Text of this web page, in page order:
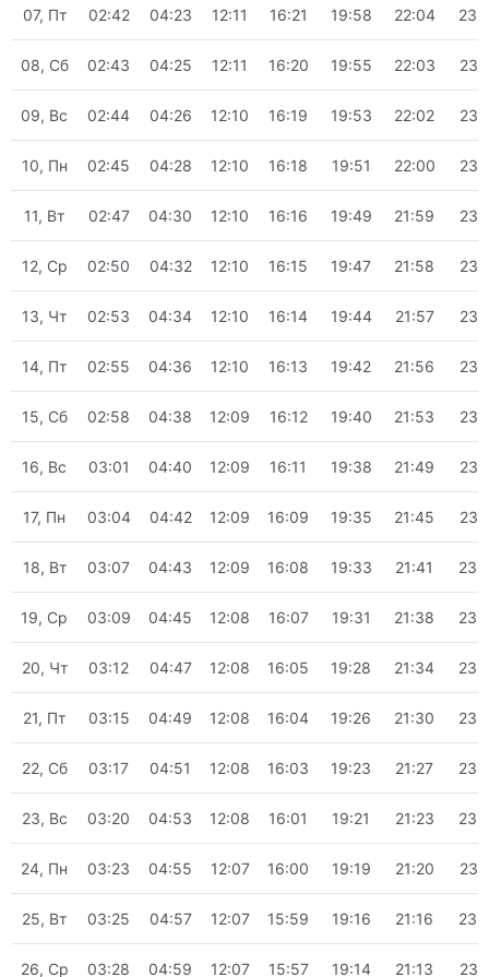
07, Пт 02:42 04:23 12:11 16:21 19:58 22:04
08, Сб 02:43 04:25 12:11 16:20 19:55 22:03
09, Вс 02:44 04:26 12:10 16:19 19:53 22:02
10, Пн 02:45 04:28 12:10 16:18 19:51 22:00
11, Вт 02:47 04:30 12:10 16:16 19:49 21:59
12, Ср 02:50 04:32 12:10 16:15 19:47 21:58
13, Чт 02:53 04:34 12:10 16:14 19:44 21:57
14, Пт 02:55 04:36 12:10 16:13 19:42 21:56
15, Сб 02:58 04:38 12:09 16:12 19:40 21:53
16, Вс 03:01 04:40 12:09 16:11 19:38 21:49
17, Пн 03:04 04:42 12:09 16:09 19:35 21:45
18, Вт 03:07 04:43 12:09 16:08 19:33 21:41
19, Ср 03:09 04:45 12:08 16:07 19:31 21:38
20, Чт 03:12 04:47 12:08 16:05 19:28 21:34
21, Пт 03:15 04:49 12:08 16:04 19:26 21:30
22, Сб 03:17 04:51 12:08 16:03 19:23 21:27
23, Вс 03:20 04:53 12:08 16:01 19:21 21:23
24, Пн 03:23 04:55 12:07 16:00 19:19 21:20
25, Вт 03:25 04:57 12:07 15:59 19:16 21:16
26, Ср 03:28 04:59 12:07 15:57 19:14 21:13